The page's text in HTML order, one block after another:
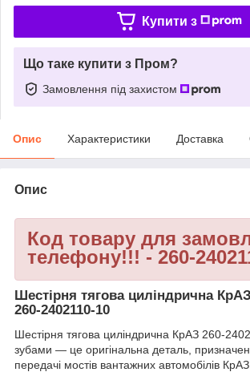
Купити з
Що таке купити з Пром?
Замовлення під захистом
Опис Характеристики Доставка
Опис
Код товару для
телефону!!! - 260-
Шестірня тягова циліндрична
260-2402110-10
Шестірня тягова циліндрична КрАЗ 260-
зубами — це оригінальна деталь,
передачі мостів вантажних автомобілів